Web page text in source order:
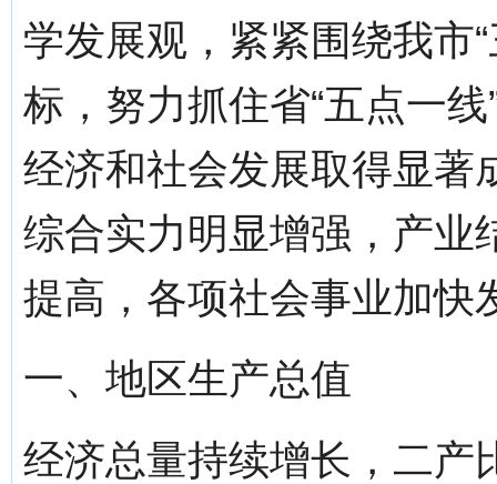
学发展观，紧紧围绕我市
标，努力抓住省“五点一
经济和社会发展取得显著
综合实力明显增强，产业
提高，各项社会事业加快
一、地区生产总值
经济总量持续增长，二产